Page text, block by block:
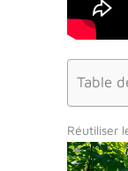
Table
Réutiliser